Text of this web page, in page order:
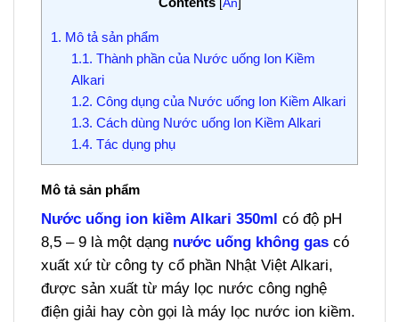
[Ẩn]
1. Mô tả sản phẩm
1.1. Thành phần của Nước uống Ion Kiềm
Alkari
1.2. Công dụng của Nước uống Ion Kiềm Alkari
1.3. Cách dùng Nước uống Ion Kiềm Alkari
1.4. Tác dụng phụ
Mô tả sản phẩm
Nước uống ion kiềm Alkari 350ml có độ pH
8,5 – 9 là một dạng nước uống không gas có
xuất xứ từ công ty cổ phần Nhật Việt Alkari,
được sản xuất từ máy lọc nước công nghệ
điện giải hay còn gọi là máy lọc nước ion kiềm.